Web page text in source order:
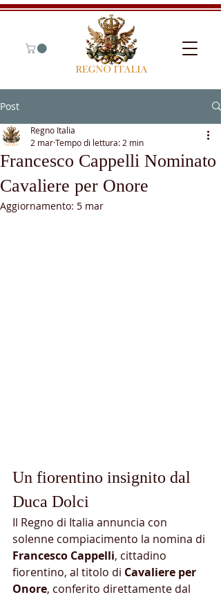
Post
Francesco Cappelli Nominato
Cavaliere per Onore
Regno Italia
2 marTempo di lettura: 2 min
Aggiornamento: 5 mar
Un fiorentino insignito dal
Duca Dolci
Il Regno di Italia annuncia con
solenne compiacimento la nomina di
Francesco Cappelli, cittadino
fiorentino, al titolo di Cavaliere per
Onore, conferito direttamente dal